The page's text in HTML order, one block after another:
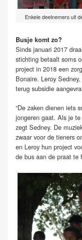
Enkele deelnemers uit
Busje komt zo?
Sinds januari 2017
stichting betaalt soms
project in 2018 een
Bonaire. Leroy
terug subsidie
“De zaken dienen iets
jongeren gaat. Als je
zegt Sedney. De
zwaar voor de tieners
en Leroy hun project
de bus aan de praat te